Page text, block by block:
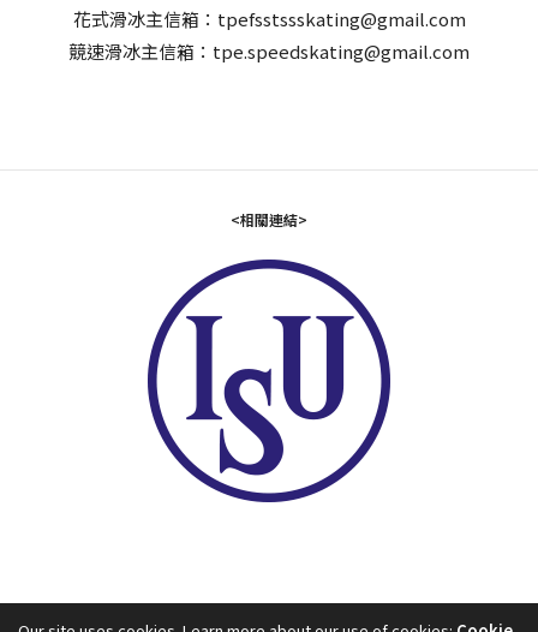
花式滑冰主信箱：tpefsstssskating@gmail.com
競速滑冰主信箱：tpe.speedskating@gmail.com
<相關連結>